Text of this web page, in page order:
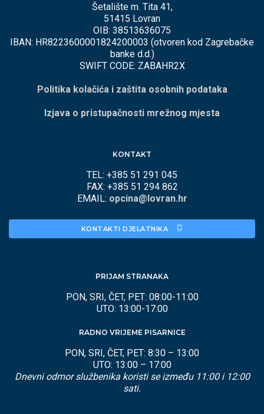
Šetalište m. Tita 41,
51415 Lovran
OIB: 38513636075
IBAN: HR8223600001824200003 (otvoren kod Zagrebačke
banke d.d.)
SWIFT CODE: ZABAHR2X
Politika kolačića i zaštita osobnih podataka
Izjava o pristupačnosti mrežnog mjesta
KONTAKT
TEL: +385 51 291 045
FAX: +385 51 294 862
EMAIL: opcina@lovran.hr
KONTAKTI DJELATNIKA
PRIJAM STRANAKA
PON, SRI, ČET, PET: 08:00-11:00
UTO: 13:00-17:00
RADNO VRIJEME PISARNICE
PON, SRI, ČET, PET: 8:30 – 13:00
UTO: 13:00 – 17:00
Dnevni odmor službenika koristi se između 11:00 i 12:00
sati.